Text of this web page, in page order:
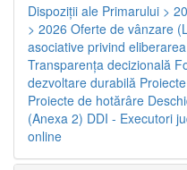
Dispoziţii ale Primarului >
> 2026 Oferte de vânzare
asociative privind
Transparenţa decizională
dezvoltare durabilă
Proiecte de hotărâre
(Anexa 2) DDI - Executori
online